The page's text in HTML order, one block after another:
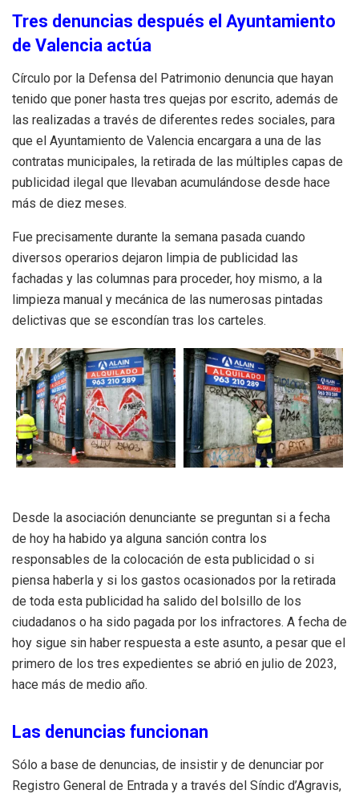
Tres denuncias después el Ayuntamiento
de Valencia actúa
Círculo por la Defensa del Patrimonio denuncia que hayan
tenido que poner hasta tres quejas por escrito, además de
las realizadas a través de diferentes redes sociales, para
que el Ayuntamiento de Valencia encargara a una de las
contratas municipales, la retirada de las múltiples capas de
publicidad ilegal que llevaban acumulándose desde hace
más de diez meses.
Fue precisamente durante la semana pasada cuando
diversos operarios dejaron limpia de publicidad las
fachadas y las columnas para proceder, hoy mismo, a la
limpieza manual y mecánica de las numerosas pintadas
delictivas que se escondían tras los carteles.
Desde la asociación denunciante se preguntan si a fecha
de hoy ha habido ya alguna sanción contra los
responsables de la colocación de esta publicidad o si
piensa haberla y si los gastos ocasionados por la retirada
de toda esta publicidad ha salido del bolsillo de los
ciudadanos o ha sido pagada por los infractores. A fecha de
hoy sigue sin haber respuesta a este asunto, a pesar que el
primero de los tres expedientes se abrió en julio de 2023,
hace más de medio año.
Las denuncias funcionan
Sólo a base de denuncias, de insistir y de denunciar por
Registro General de Entrada y a través del Síndic d’Agravis,